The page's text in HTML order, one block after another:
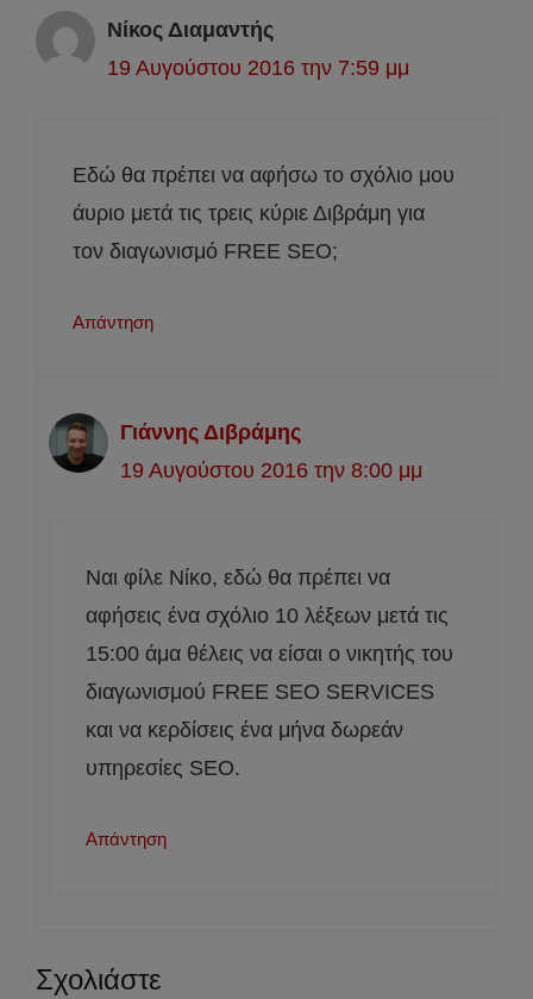
Νίκος Διαμαντής
19 Αυγούστου 2016 την 7:59 μμ
Εδώ θα πρέπει να αφήσω το σχόλιο μου
άυριο μετά τις τρεις κύριε Διβράμη για
τον διαγωνισμό FREE SEO;
Απάντηση
Γιάννης Διβράμης
19 Αυγούστου 2016 την 8:00 μμ
Ναι φίλε Νίκο, εδώ θα πρέπει να
αφήσεις ένα σχόλιο 10 λέξεων μετά τις
15:00 άμα θέλεις να είσαι ο νικητής του
διαγωνισμού FREE SEO SERVICES
και να κερδίσεις ένα μήνα δωρεάν
υπηρεσίες SEO.
Απάντηση
Σχολιάστε